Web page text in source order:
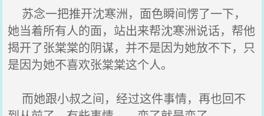
苏念一把推开沈寒洲，面色瞬间愣了一下，
她当着所有人的面，站出来帮沈寒洲说话，帮他
揭开了张棠棠的阴谋，并不是因为她放不下，只
是因为她不喜欢张棠棠这个人。
而她跟小叔之间，经过这件事情，再也回不